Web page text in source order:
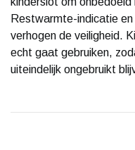
Restwarmte-indicatie
verhogen de veiligheid.
echt gaat gebruiken,
uiteindelijk ongebruikt